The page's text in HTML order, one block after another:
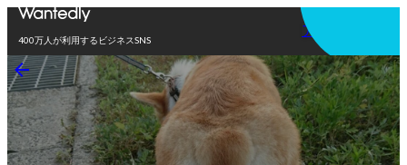
400万人が利用するビジネスSNS
アプリを使う